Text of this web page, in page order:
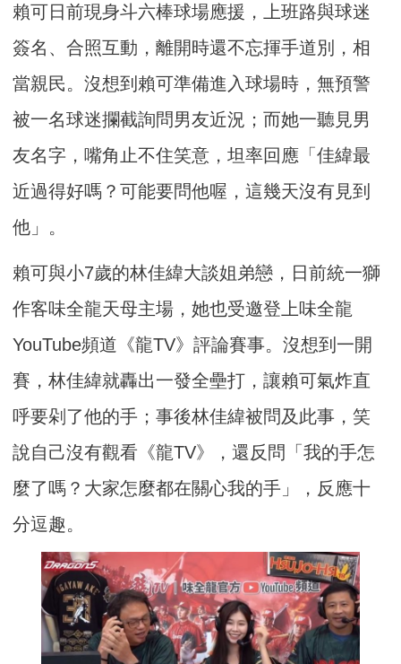
賴可日前現身斗六棒球場應援，上班路與球迷
簽名、合照互動，離開時還不忘揮手道別，相
當親民。沒想到賴可準備進入球場時，無預警
被一名球迷攔截詢問男友近況；而她一聽見男
友名字，嘴角止不住笑意，坦率回應「佳緯最
近過得好嗎？可能要問他喔，這幾天沒有見到
他」。
賴可與小7歲的林佳緯大談姐弟戀，日前統一獅
作客味全龍天母主場，她也受邀登上味全龍
YouTube頻道《龍TV》評論賽事。沒想到一開
賽，林佳緯就轟出一發全壘打，讓賴可氣炸直
呼要剁了他的手；事後林佳緯被問及此事，笑
說自己沒有觀看《龍TV》，還反問「我的手怎
麼了嗎？大家怎麼都在關心我的手」，反應十
分逗趣。